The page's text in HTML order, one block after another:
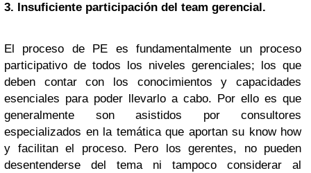
3. Insuficiente participación del team gerencial.
El proceso de PE es fundamentalmente un proceso
participativo de todos los niveles gerenciales; los que
deben contar con los conocimientos y capacidades
esenciales para poder llevarlo a cabo. Por ello es que
generalmente son asistidos por consultores
especializados en la temática que aportan su know how
y facilitan el proceso. Pero los gerentes, no pueden
desentenderse del tema ni tampoco considerar al